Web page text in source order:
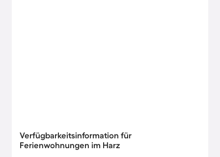
Verfügbarkeitsinformation für
Ferienwohnungen im Harz